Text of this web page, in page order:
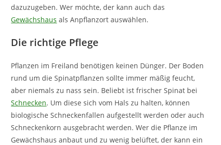
dazuzugeben. Wer möchte, der kann auch das
Gewächshaus als Anpflanzort auswählen.
Die richtige Pflege
Pflanzen im Freiland benötigen keinen Dünger. Der Boden
rund um die Spinatpflanzen sollte immer mäßig feucht,
aber niemals zu nass sein. Beliebt ist frischer Spinat bei
Schnecken. Um diese sich vom Hals zu halten, können
biologische Schneckenfallen aufgestellt werden oder auch
Schneckenkorn ausgebracht werden. Wer die Pflanze im
Gewächshaus anbaut und zu wenig belüftet, der kann ein